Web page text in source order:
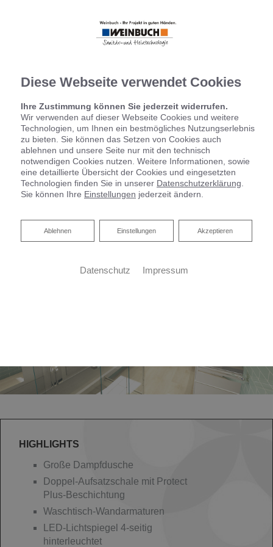
Startseite»Badinspiration & Musterbäder»Luxus-Bad 7 ㎡
Luxus-Bad 7 ㎡
HIGHLIGHTS
Große Dampfdusche
Doppel-Aufsatzschale mit Protect
Plus-Beschichtung
Waschtisch-Wandarmaturen
LED-Lichtspiegel 4-seitig
hinterleuchtet
Diese Webseite verwendet Cookies
Ihre Zustimmung können Sie jederzeit widerrufen.
Wir verwenden auf dieser Webseite Cookies und weitere
Technologien, um Ihnen ein bestmögliches Nutzungserlebnis
zu bieten. Sie können das Setzen von Cookies auch
ablehnen und unsere Seite nur mit den technisch
notwendigen Cookies nutzen. Weitere Informationen, sowie
eine detaillierte Übersicht der Cookies und eingesetzten
Technologien finden Sie in unserer Datenschutzerklärung
Sie können Ihre Einstellungen jederzeit ändern.
Akzeptieren
Einstellungen
Ablehnen
Ablehnen
Datenschutz Impressum